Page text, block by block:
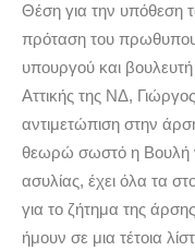
Θέση για την υπόθεση
πρόταση του
υπουργού και
Αττικής της ΝΔ,
αντιμετώπιση στην
θεωρώ σωστό η Βουλή
ασυλίας, έχει όλα τα
για το ζήτημα της
ήμουν σε μια τέτοια